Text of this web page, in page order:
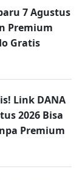
7 Agustus
Premium
Gratis
Link DANA
2026 Bisa
Premium